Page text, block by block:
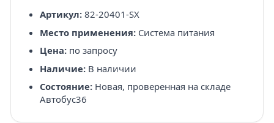
Артикул:82-20401-SX
Место применения:Система питания
Цена:по запросу
Наличие:В наличии
Состояние:Новая, проверенная на складе
Автобус36